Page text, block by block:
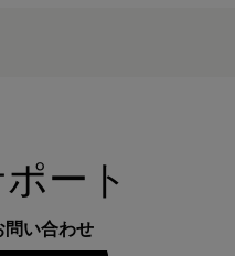
ート
問い合わせ